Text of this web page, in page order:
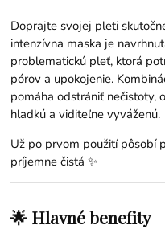
Doprajte svojej pleti
intenzívna maska je
problematickú pleť, ktorá
pórov a upokojenie.
pomáha odstrániť nečistoty,
hladkú a viditeľne vyváženú.
Už po prvom použití pôsobí
príjemne čistá ✨
🌟 Hlavné benefity